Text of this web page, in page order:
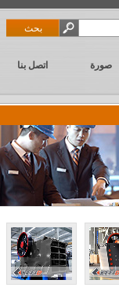
اتصل بنا صورة